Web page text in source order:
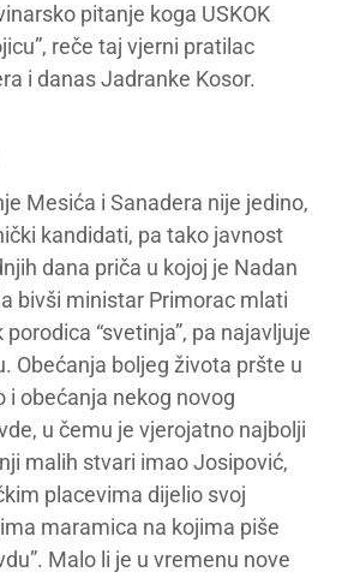
pitanje koga USKOK
reče taj vjerni pratilac
i danas Jadranke Kosor.
Mesića i Sanadera nije jedino,
kandidati, pa tako javnost
dana priča u kojoj je Nadan
bivši ministar Primorac mlati
“svetinja”, pa najavljuje
Obećanja boljeg života pršte u
i obećanja nekog novog
u čemu je vjerojatno najbolji
malih stvari imao Josipović,
placevima dijelio svoj
maramica na kojima piše
Malo li je u vremenu nove